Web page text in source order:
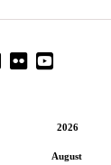
2026
August